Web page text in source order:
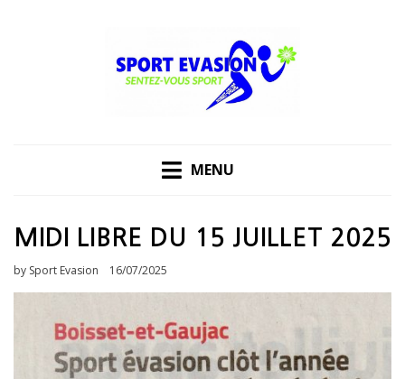
MENU
MIDI LIBRE DU 15 JUILLET 2025
by Sport Evasion
Posted
16/07/2025